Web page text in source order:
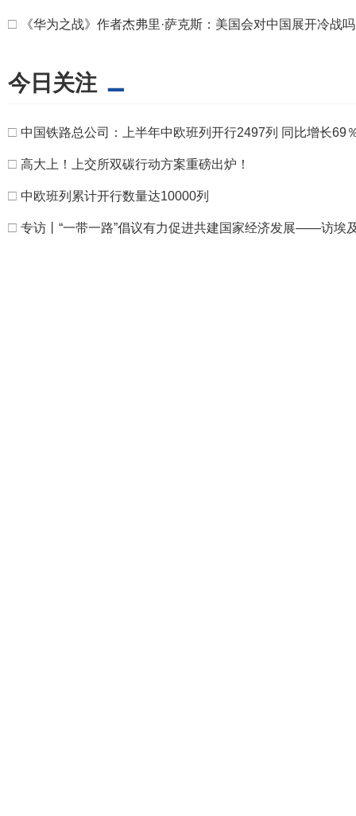
□ 《华为之战》作者杰弗里·萨克斯：美国会对中国展开冷战
今日关注
□ 中国铁路总公司：上半年中欧班列开行2497列 同比增长69
□ 高大上！上交所双碳行动方案重磅出炉！
□ 中欧班列累计开行数量达10000列
□ 专访丨“一带一路”倡议有力促进共建国家经济发展——访埃